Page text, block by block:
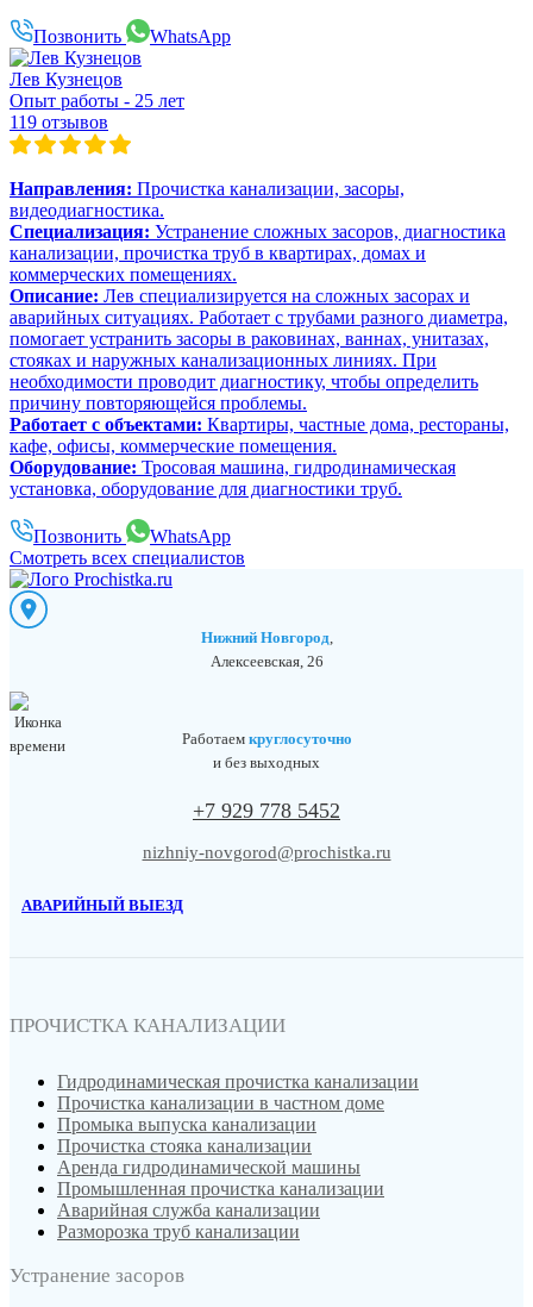
Позвонить WhatsApp
Лев Кузнецов
Опыт работы - 25 лет
119 отзывов
Направления: Прочистка канализации, засоры,
видеодиагностика.
Специализация: Устранение сложных засоров, диагностика
канализации, прочистка труб в квартирах, домах и
коммерческих помещениях.
Описание: Лев специализируется на сложных засорах и
аварийных ситуациях. Работает с трубами разного диаметра,
помогает устранить засоры в раковинах, ваннах, унитазах,
стояках и наружных канализационных линиях. При
необходимости проводит диагностику, чтобы определить
причину повторяющейся проблемы.
Работает с объектами: Квартиры, частные дома, рестораны,
кафе, офисы, коммерческие помещения.
Оборудование: Тросовая машина, гидродинамическая
установка, оборудование для диагностики труб.
Позвонить
WhatsApp
Смотреть всех специалистов
Нижний Новгород
Алексеевская, 26
Работаем круглосуточно
и без выходных
+7 929 778 5452
nizhniy-novgorod@prochistka.ru
АВАРИЙНЫЙ ВЫЕЗД
ПРОЧИСТКА КАНАЛИЗАЦИИ
Гидродинамическая прочистка канализации
Прочистка канализации в частном доме
Промыка выпуска канализации
Прочистка стояка канализации
Аренда гидродинамической машины
Промышленная прочистка канализации
Аварийная служба канализации
Разморозка труб канализации
Устранение засоров